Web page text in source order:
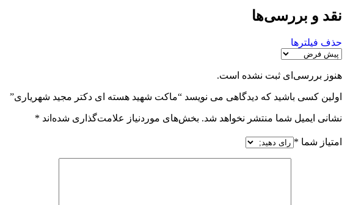
نقد و بررسی‌ها
حذف فیلترها
هنوز بررسی‌ای ثبت نشده است.
اولین کسی باشید که دیدگاهی می نویسد “ماکت شهید هسته ای دکتر مجید شهریاری”
نشانی ایمیل شما منتشر نخواهد شد. بخش‌های موردنیاز علامت‌گذاری شده‌اند *
امتیاز شما *